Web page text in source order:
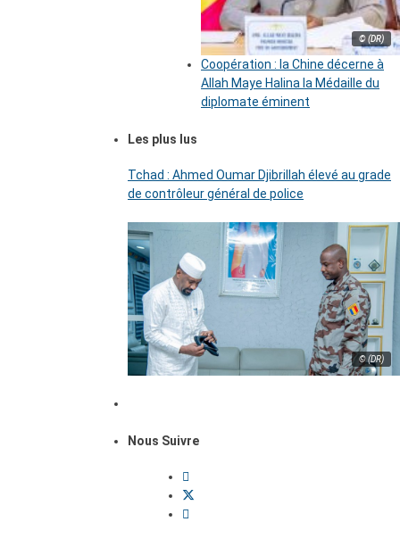
© (DR)
Coopération : la Chine décerne à
Allah Maye Halina la Médaille du
diplomate éminent
Les plus lus
Tchad : Ahmed Oumar Djibrillah élevé au grade
de contrôleur général de police
© (DR)
Nous Suivre